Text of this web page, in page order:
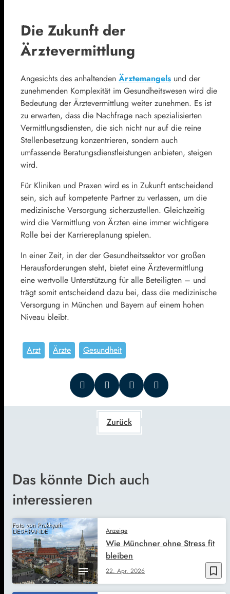
Die Zukunft der
Ärztevermittlung
Angesichts des anhaltenden Ärztemangels und der
zunehmenden Komplexität im Gesundheitswesen wird die
Bedeutung der Ärztevermittlung weiter zunehmen. Es ist
zu erwarten, dass die Nachfrage nach spezialisierten
Vermittlungsdiensten, die sich nicht nur auf die reine
Stellenbesetzung konzentrieren, sondern auch
umfassende Beratungsdienstleistungen anbieten, steigen
wird.
Für Kliniken und Praxen wird es in Zukunft entscheidend
sein, sich auf kompetente Partner zu verlassen, um die
medizinische Versorgung sicherzustellen. Gleichzeitig
wird die Vermittlung von Ärzten eine immer wichtigere
Rolle bei der Karriereplanung spielen.
In einer Zeit, in der der Gesundheitssektor vor großen
Herausforderungen steht, bietet eine Ärztevermittlung
eine wertvolle Unterstützung für alle Beteiligten – und
trägt somit entscheidend dazu bei, dass die medizinische
Versorgung in München und Bayern auf einem hohen
Niveau bleibt.
Arzt Ärzte Gesundheit
Zurück
Das könnte Dich auch
interessieren
Foto von Prakhyath
DESHPANDE
bookmark_border
Anzeige
22. Apr. 2026
Wie Münchner ohne Stress fit
bleiben